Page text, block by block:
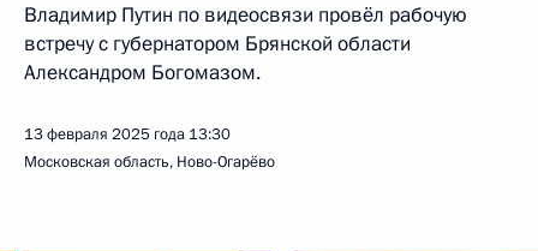
Владимир Путин по видеосвязи провёл рабочую
встречу с губернатором Брянской области
Александром Богомазом.
13 февраля 2025 года 13:30
Московская область, Ново-Огарёво